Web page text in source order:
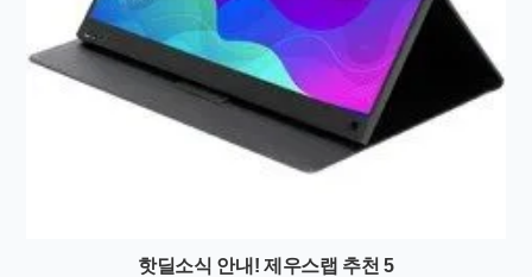
핫딜소식 안내! 제우스랩 추천 5